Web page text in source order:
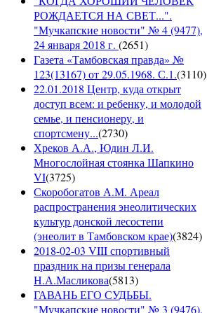
РОЖДАЕТСЯ НА СВЕТ...".
"Мучкапские новости" № 4 (9477),
24 января 2018 г. (2651)
Газета «Тамбовская правда» №
123(13167) от 29.05.1968. С.1.(3110)
22.01.2018 Центр, куда открыт
доступ всем: и ребенку, и молодой
семье, и пенсионеру, и
спортсмену...(2730)
Хреков А.А., Юдин Л.И.
Многослойная стоянка Шапкино
VI(3725)
Скоробогатов А.М. Ареал
распространения энеолитических
культур донской лесостепи
(энеолит в Тамбовском крае)(3824)
2018-02-03 VIII спортивный
праздник на призы генерала
Н.А.Масликова(5813)
ГАВАНЬ ЕГО СУДЬБЫ.
"Мучкапские новости" № 3 (9476),